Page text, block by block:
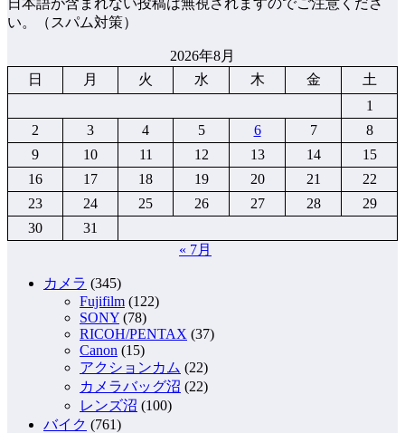
い。（スパム対策）
2026年8月
日
月 火 水 木 金
土
1
2
3 4 5 6 7
8
9
10 11 12 13 14
15
16
17 18 19 20 21
22
23
24 25 26 27 28
29
30
31
« 7月
カメラ (345)
Fujifilm (122)
SONY (78)
RICOH/PENTAX (37)
Canon (15)
アクションカム (22)
カメラバッグ沼 (22)
レンズ沼 (100)
バイク (761)